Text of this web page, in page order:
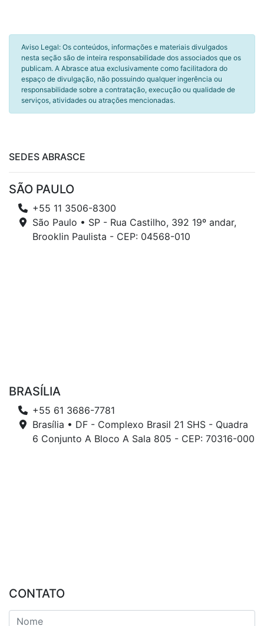
Aviso Legal: Os conteúdos, informações e materiais divulgados
nesta seção são de inteira responsabilidade dos associados que os
publicam. A Abrasce atua exclusivamente como facilitadora do
espaço de divulgação, não possuindo qualquer ingerência ou
responsabilidade sobre a contratação, execução ou qualidade de
serviços, atividades ou atrações mencionadas.
SEDES ABRASCE
SÃO PAULO
+55 11 3506-8300
São Paulo • SP - Rua Castilho, 392 19º andar,
Brooklin Paulista - CEP: 04568-010
BRASÍLIA
+55 61 3686-7781
Brasília • DF - Complexo Brasil 21 SHS - Quadra
6 Conjunto A Bloco A Sala 805 - CEP: 70316-000
CONTATO